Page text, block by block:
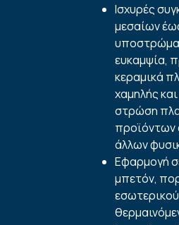
Ισχυρές
μεσαίων
ευκαμψία,
κεραμικά
χαμηλής
στρώση
προϊόντων
άλλων
Εφαρμογή
μπετόν,